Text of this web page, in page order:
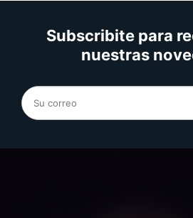
Subscribite para
nuestras